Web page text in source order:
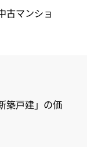
古マンショ
築戸建」の価